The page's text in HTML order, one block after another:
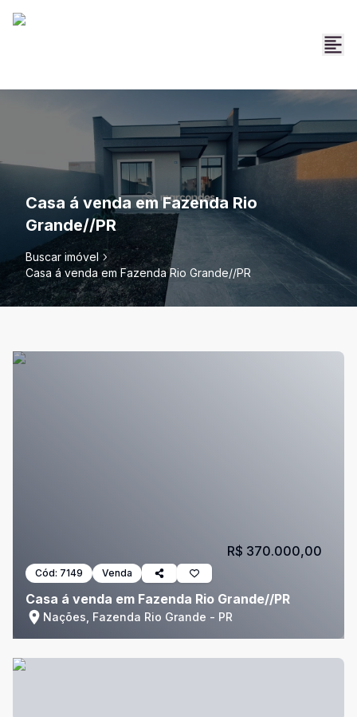
Casa á venda em Fazenda Rio
Grande//PR
Buscar imóvel
Casa á venda em Fazenda Rio Grande//PR
Cód: 7149 Venda
Casa á venda em Fazenda Rio Grande//PR
Nações, Fazenda Rio Grande - PR
R$ 370.000,00